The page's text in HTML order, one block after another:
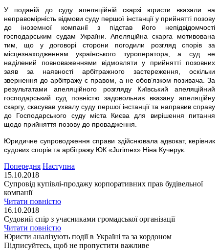
У поданій до суду апеляційній скарзі юристи вказали на
неправомірність відмови суду першої інстанції у прийнятті позову
до іноземної компанії з підстав його непідвідомчості
господарським судам України. Апеляційна скарга мотивована
тим, що у договорі сторони погодили розгляд спорів за
місцезнаходженням українського туроператора, а суд не
наділений повноваженнями відмовляти у прийнятті позовних
заяв за наявності арбітражного застереження, оскільки
звернення до арбітражу є правом, а не обов’язком позивача. За
результатами апеляційного розгляду Київський апеляційний
господарський суд повністю задовольнив вказану апеляційну
скаргу, скасував ухвалу суду першої інстанції та направив справу
до Господарського суду міста Києва для вирішення питання
щодо прийняття позову до провадження.
Юридичне супроводження справи здійснювала адвокат, керівник
судових спорів та арбітражу ЮК «Jurimex» Ніна Кучерук.
Попередня Наступна
15.10.2018
Супровід купівлі-продажу корпоративних прав будівельної
компанії
Читати повністю
16.10.2018
Судовий спір з учасниками громадської організації
Читати повністю
Юристи аналізують події в Україні та за кордоном
Підписуйтесь, щоб не пропустити важливе